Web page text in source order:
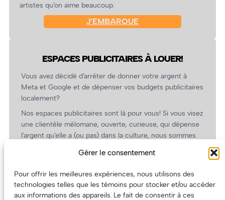
Gérer le consentement
Pour offrir les meilleures expériences, nous utilisons des
technologies telles que les témoins pour stocker et/ou accéder
aux informations des appareils. Le fait de consentir à ces
artistes qu’on aime beaucoup.
J’EMBARQUE
ESPACES PUBLICITAIRES À LOUER!
Vous avez décidé d’arrêter de donner votre argent à
Meta et Google et de dépenser vos budgets publicitaires
localement?
Nos espaces publicitaires sont là pour vous! Si vous visez
une clientèle mélomane, ouverte, curieuse, qui dépense
l’argent qu’elle a (ou pas) dans la culture, nous sommes
revient.
(Oui, on va avoir des tarifs spéciaux pour vous, les